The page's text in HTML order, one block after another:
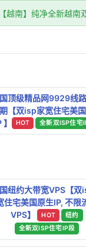
【越南】纯净全新越
顶级精品网9929线
【双isp家宽住宅美
HOT 全新双ISP住宅
纽约大带宽VPS【双
住宅美国原生IP, 不限
VPS】 HOT
纽约
全新双ISP住宅IP段